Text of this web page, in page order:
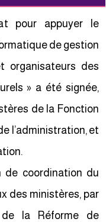
pour appuyer le
de gestion
organisateurs des
» a été signée,
de la Fonction
l’administration, et
de coordination du
des ministères, par
de la Réforme de